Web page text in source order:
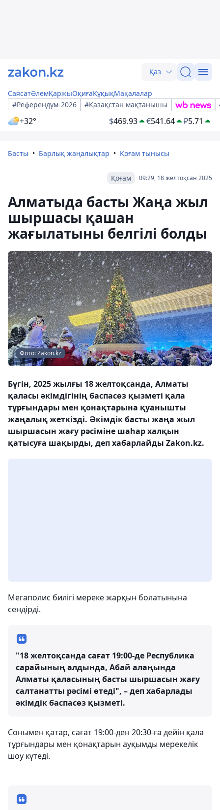
Қаз
СаясатӘлемҚаржыОқиғаҚұқықМақалалар
#Референдум-2026
#Қазақстан мақтанышы
+32° $469.93 €541.64 ₽5.71
Басты Барлық жаңалықтар Қоғам тынысы
09:29, 18 желтоқсан 2025
Қоғам
Алматыда басты Жаңа жыл
шыршасы қашан
жағылатыны белгілі болды
Фото: Zakon.kz
Бүгін, 2025 жылғы 18 желтоқсанда, Алматы
қаласы әкімдігінің баспасөз қызметі қала
тұрғындары мен қонақтарына қуанышты
жаңалық жеткізді. Әкімдік басты жаңа жыл
шыршасын жағу рәсіміне шаһар халқын
қатысуға шақырды, деп хабарлайды Zakon.kz.
Мегаполис билігі мереке жарқын болатынына
сендірді.
"18 желтоқсанда сағат 19:00-де Республика
сарайының алдында, Абай алаңында
Алматы қаласының басты шыршасын жағу
салтанатты рәсімі өтеді", – деп хабарлады
әкімдік баспасөз қызметі.
Сонымен қатар, сағат 19:00-ден 20:30-ға дейін қала
тұрғындары мен қонақтарын ауқымды мерекелік
шоу күтеді.